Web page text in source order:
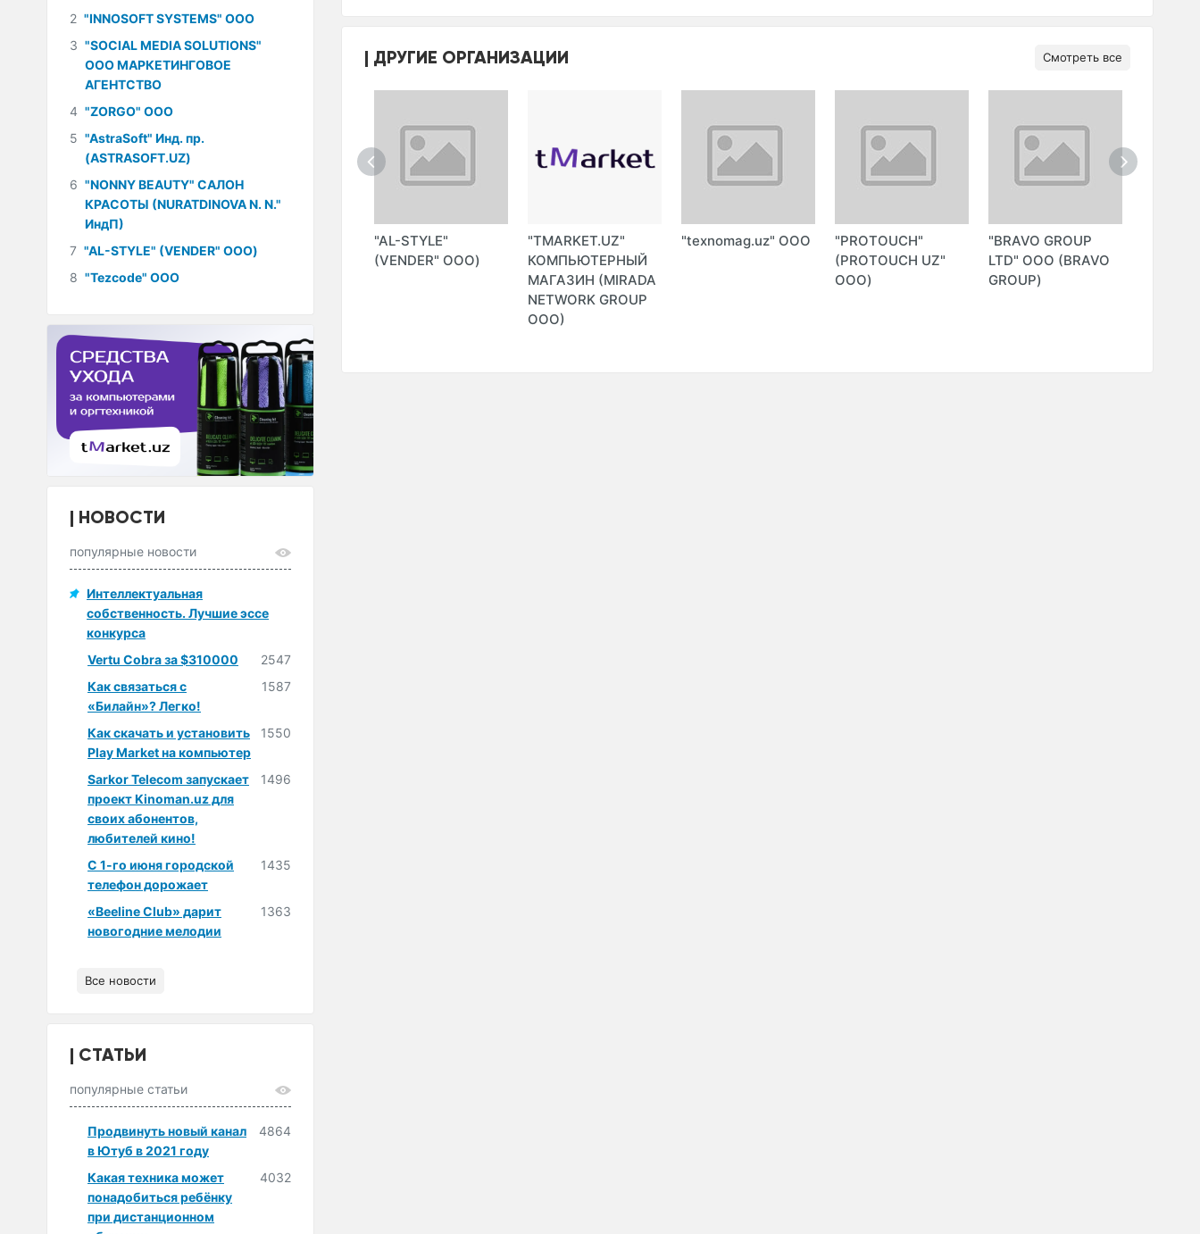
ДРУГИЕ ОРГАНИЗАЦИИ Смотреть все
GROUP" ООО
(Softy)
"AL-STYLE"
(VENDER" ООО)
"TMARKET.UZ"
КОМПЬЮТЕРНЫЙ
МАГАЗИН (MIRADA
NETWORK GROUP
ООО)
"texnomag.uz" ООО
"PROTOUCH"
(PROTOUCH UZ"
ООО)
"BRAVO GROUP
LTD" ООО (BRAVO
GROUP)
2 "INNOSOFT SYSTEMS" ООО
3 "SOCIAL MEDIA SOLUTIONS"
ООО МАРКЕТИНГОВОЕ
АГЕНТСТВО
4 "ZORGO" ООО
5 "AstraSoft" Инд. пр.
(ASTRASOFT.UZ)
6 "NONNY BEAUTY" САЛОН
КРАСОТЫ (NURATDINOVA N. N."
ИндП)
7 "AL-STYLE" (VENDER" ООО)
8 "Tezcode" ООО
НОВОСТИ
популярные новости
Интеллектуальная
собственность. Лучшие эссе
конкурса
Vertu Cobra за $310000
2547
Как связаться с
«Билайн»? Легко!
1587
Как скачать и установить
Play Market на компьютер
1550
Sarkor Telecom запускает
проект Kinoman.uz для
своих абонентов,
любителей кино!
1496
С 1-го июня городской
телефон дорожает
1435
«Beeline Club» дарит
новогодние мелодии
1363
Все новости
СТАТЬИ
популярные статьи
Продвинуть новый канал
в Ютуб в 2021 году
4864
Какая техника может
понадобиться ребёнку
при дистанционном
4032